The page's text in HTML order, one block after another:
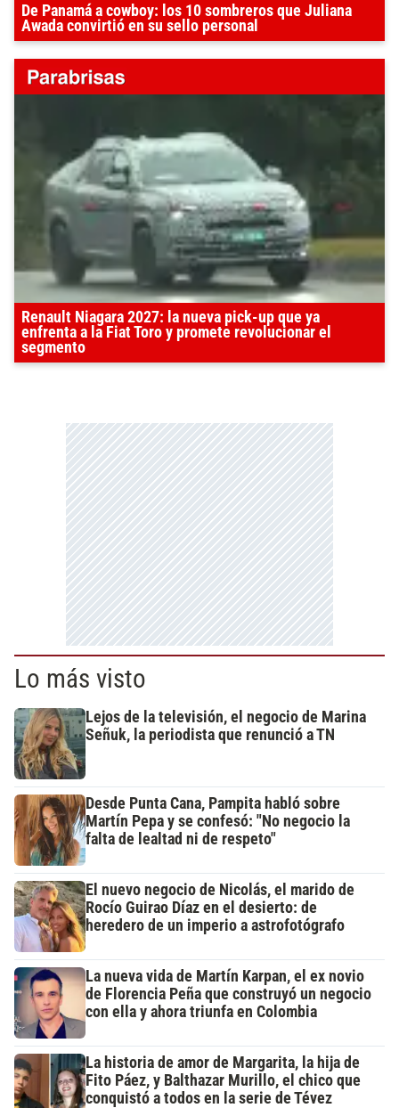
De Panamá a cowboy: los 10 sombreros que Juliana
Awada convirtió en su sello personal
Renault Niagara 2027: la nueva pick-up que ya
enfrenta a la Fiat Toro y promete revolucionar el
segmento
Lo más visto
Lejos de la televisión, el negocio de Marina
Señuk, la periodista que renunció a TN
Desde Punta Cana, Pampita habló sobre
Martín Pepa y se confesó: "No negocio la
falta de lealtad ni de respeto"
El nuevo negocio de Nicolás, el marido de
Rocío Guirao Díaz en el desierto: de
heredero de un imperio a astrofotógrafo
La nueva vida de Martín Karpan, el ex novio
de Florencia Peña que construyó un negocio
con ella y ahora triunfa en Colombia
La historia de amor de Margarita, la hija de
Fito Páez, y Balthazar Murillo, el chico que
conquistó a todos en la serie de Tévez